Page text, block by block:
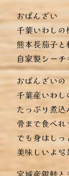
おばんざい
千葉いわしの
熊本長茄子
自家製シー
おばんざいの
千葉産いわし
たっぷり煮込
骨まで食べれ
でも身はし
美味しいよ🫧